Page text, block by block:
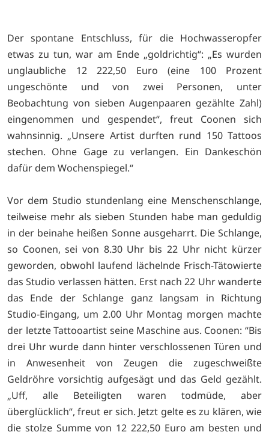
Der spontane Entschluss, für die Hochwasseropfer
etwas zu tun, war am Ende „goldrichtig“: „Es wurden
unglaubliche 12 222,50 Euro (eine 100 Prozent
ungeschönte und von zwei Personen, unter
Beobachtung von sieben Augenpaaren gezählte Zahl)
eingenommen und gespendet“, freut Coonen sich
wahnsinnig. „Unsere Artist durften rund 150 Tattoos
stechen. Ohne Gage zu verlangen. Ein Dankeschön
dafür dem Wochenspiegel.“
Vor dem Studio stundenlang eine Menschenschlange,
teilweise mehr als sieben Stunden habe man geduldig
in der beinahe heißen Sonne ausgeharrt. Die Schlange,
so Coonen, sei von 8.30 Uhr bis 22 Uhr nicht kürzer
geworden, obwohl laufend lächelnde Frisch-Tätowierte
das Studio verlassen hätten. Erst nach 22 Uhr wanderte
das Ende der Schlange ganz langsam in Richtung
Studio-Eingang, um 2.00 Uhr Montag morgen machte
der letzte Tattooartist seine Maschine aus. Coonen: “Bis
drei Uhr wurde dann hinter verschlossenen Türen und
in Anwesenheit von Zeugen die zugeschweißte
Geldröhre vorsichtig aufgesägt und das Geld gezählt.
„Uff, alle Beteiligten waren todmüde, aber
überglücklich“, freut er sich. Jetzt gelte es zu klären, wie
die stolze Summe von 12 222,50 Euro am besten und